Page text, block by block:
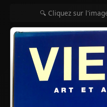
🔍 Cliquez sur